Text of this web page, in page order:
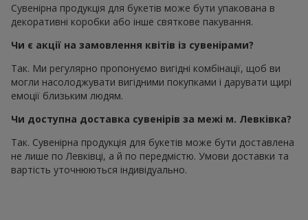
Сувенірна продукція для букетів може бути упакована в
декоративні коробки або інше святкове пакування.
Чи є акції на замовлення квітів із сувенірами?
Так. Ми регулярно пропонуємо вигідні комбінації, щоб ви
могли насолоджувати вигідними покупками і дарувати щирі
емоції близьким людям.
Чи доступна доставка сувенірів за межі м. Левківка?
Так. Сувенірна продукція для букетів може бути доставлена
не лише по Левківці, а й по передмістю. Умови доставки та
вартість уточнюються індивідуально.